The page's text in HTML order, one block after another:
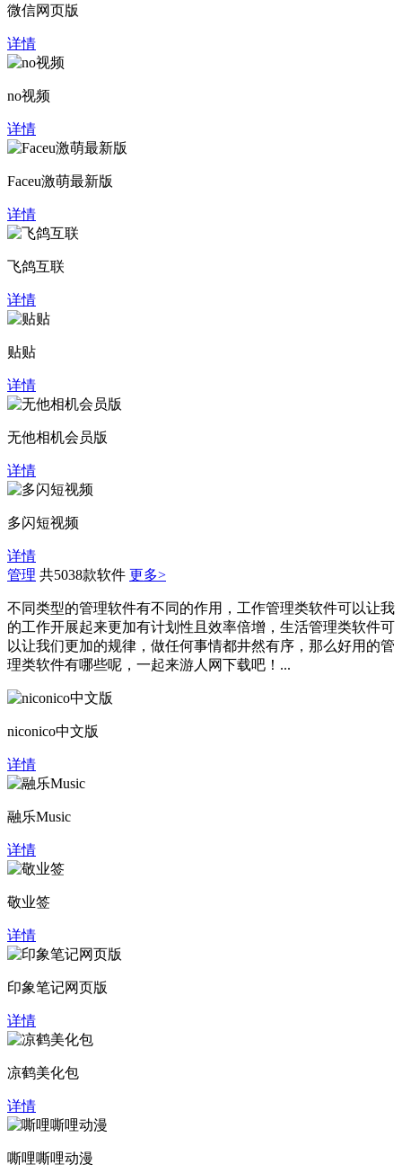
微信网页版
详情
no视频
详情
Faceu激萌最新版
详情
飞鸽互联
详情
贴贴
详情
无他相机会员版
详情
多闪短视频
详情
管理 共5038款软件 更多>
不同类型的管理软件有不同的作用，工作管理类软件可以让我
的工作开展起来更加有计划性且效率倍增，生活管理类软件可
以让我们更加的规律，做任何事情都井然有序，那么好用的管
理类软件有哪些呢，一起来游人网下载吧！...
niconico中文版
详情
融乐Music
详情
敬业签
详情
印象笔记网页版
详情
凉鹤美化包
详情
嘶哩嘶哩动漫